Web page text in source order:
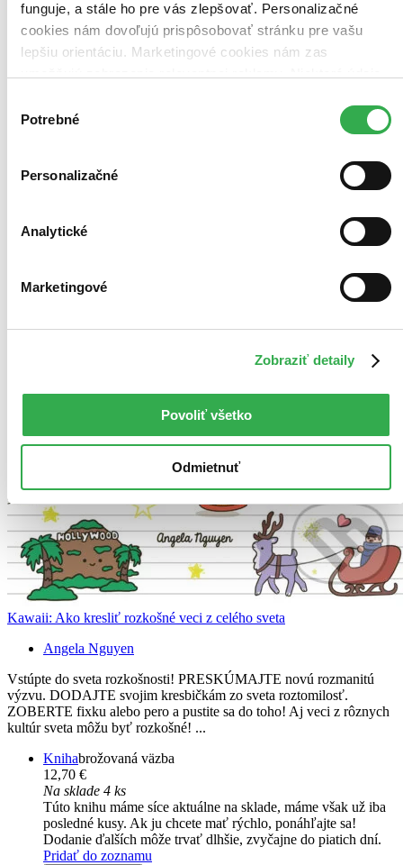
funguje, a stále ho pre vás zlepšovať. Personalizačné
cookies nám dovoľujú prispôsobovať stránku pre vašu
lepšiu orientáciu. Marketingové cookies nám zas
keby sme mohli používať všetky tieto cookies. Ďakujeme!
súhlasu
Potrebné
Personalizačné
Analytické
Marketingové
Zobraziť detaily
Povoliť všetko
Odmietnuť
Najdrahšie
Najlacnejšie
Najvyššia zľava
Kawaii: Ako kresliť rozkošné veci z celého sveta
Angela Nguyen
Vstúpte do sveta rozkošnosti! PRESKÚMAJTE novú rozmanitú
výzvu. DODAJTE svojim kresbičkám zo sveta roztomilosť.
ZOBERTE fixku alebo pero a pustite sa do toho! Aj veci z rôznych
kultúr sveta môžu byť rozkošné! ...
Knihabrožovaná väzba
12,70 €
Na sklade 4 ks
Túto knihu máme síce aktuálne na sklade, máme však už iba
posledné kusy. Ak ju chcete mať rýchlo, ponáhľajte sa!
Dodanie ďalších môže trvať dlhšie, zvyčajne do piatich dní.
Pridať do zoznamu